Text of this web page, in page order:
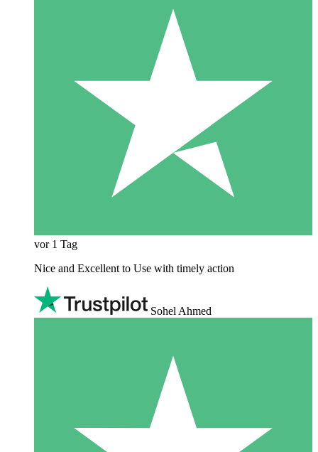
vor 1 Tag
Nice and Excellent to Use with timely action
Sohel Ahmed